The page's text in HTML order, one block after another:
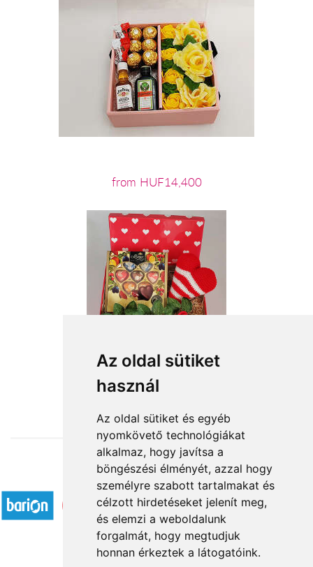
Az oldal sütiket
használ
Az oldal sütiket és egyéb
nyomkövető technológiákat
alkalmaz, hogy javítsa a
böngészési élményét, azzal hogy
személyre szabott tartalmakat és
célzott hirdetéseket jelenít meg,
és elemzi a weboldalunk
forgalmát, hogy megtudjuk
honnan érkeztek a látogatóink.
from HUF14,400
from HUF14,880
Accepted payment methods